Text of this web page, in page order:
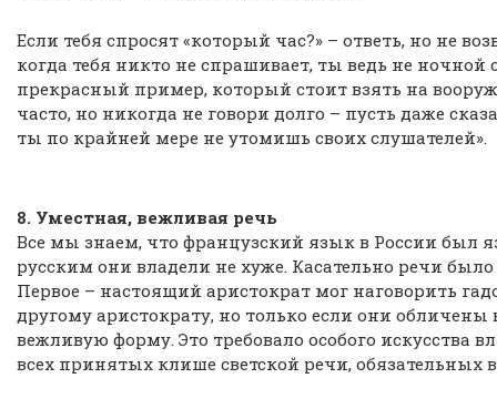
Если тебя спросят «который час?» – ответь, но не
когда тебя никто не спрашивает, ты ведь не
прекрасный пример, который стоит взять на
часто, но никогда не говори долго – пусть даже
ты по крайней мере не утомишь своих слушателей».
8. Уместная, вежливая речь
Все мы знаем, что французский язык в России был
русским они владели не хуже. Касательно речи
Первое – настоящий аристократ мог наговорить
другому аристократу, но только если они обличены
вежливую форму. Это требовало особого искусства
всех принятых клише светской речи, обязательных